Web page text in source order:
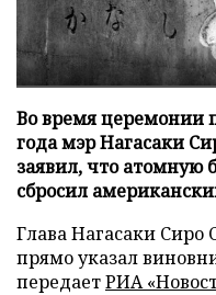
Во время церемонии
года мэр Нагасаки
заявил, что атомную
сбросил
Глава Нагасаки
прямо указал
передаетРИА